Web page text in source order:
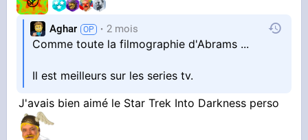
Aghar 2 mois
Comme toute la filmographie d'Abrams ...
Il est meilleurs sur les series tv.
J'avais bien aimé le Star Trek Into Darkness perso